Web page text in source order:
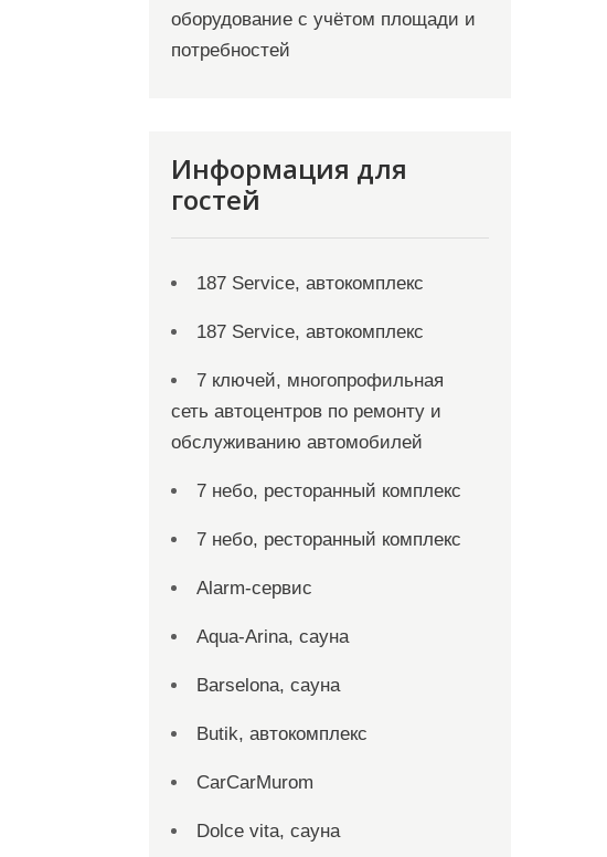
оборудование с учётом площади и
потребностей
Информация для
гостей
187 Service, автокомплекс
187 Service, автокомплекс
7 ключей, многопрофильная
сеть автоцентров по ремонту и
обслуживанию автомобилей
7 небо, ресторанный комплекс
7 небо, ресторанный комплекс
Alarm-сервис
Aqua-Arina, сауна
Barselona, сауна
Butik, автокомплекс
CarCarMurom
Dolce vita, сауна